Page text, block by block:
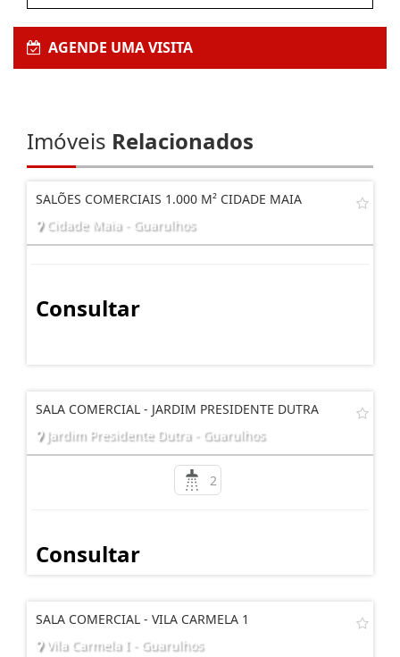
AGENDE UMA VISITA
Imóveis Relacionados
SALÕES COMERCIAIS 1.000 M² CIDADE MAIA
Cidade Maia - Guarulhos
Consultar
SALA COMERCIAL - JARDIM PRESIDENTE DUTRA
Jardim Presidente Dutra - Guarulhos
2
Consultar
SALA COMERCIAL - VILA CARMELA 1
Vila Carmela I - Guarulhos